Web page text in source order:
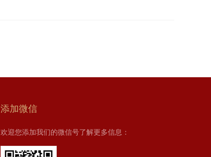
添加微信
欢迎您添加我们的微信号了解更多信息：